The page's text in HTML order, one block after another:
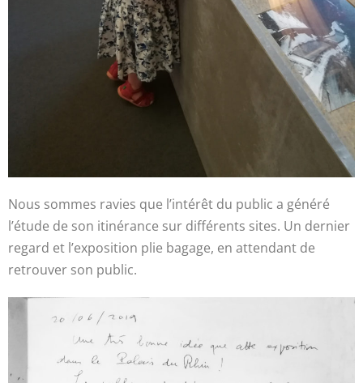
Nous sommes ravies que l’intérêt du public a généré
l’étude de son itinérance sur différents sites. Un dernier
regard et l’exposition plie bagage, en attendant de
retrouver son public.